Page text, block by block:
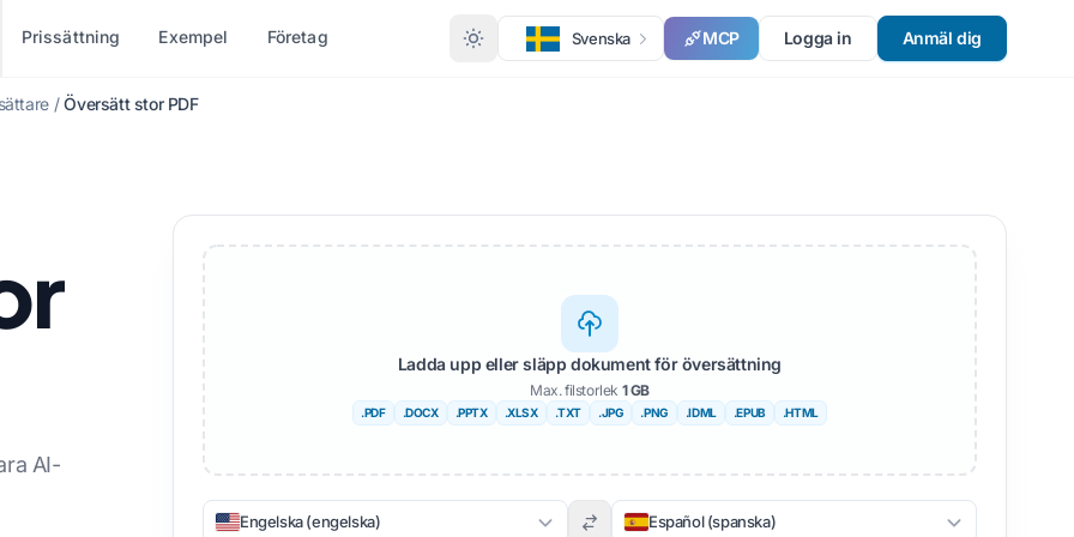
PDF till DOCX
PDF till TXT
InDesign till PDF
XLSX till PDF
TXT till XLSX
JPG till PDF
Urdu
Afrikanska
Serbiska
Slovenska
Prissättning Exempel Företag Svenska MCP Logga in Anmäl dig
/ Översätt stor PDF
AI-
Ladda upp eller släpp dokument för översättning
Max. filstorlek 1 GB
.PDF .DOCX .PPTX .XLSX .TXT .JPG .PNG .IDML .EPUB .HTML
Engelska (engelska) Español (spanska)